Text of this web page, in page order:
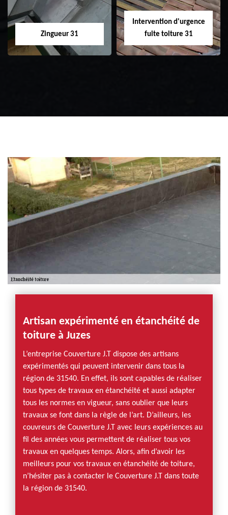
Zingueur 31
Intervention d'urgence
fuite toiture 31
Artisan expérimenté en étanchéité de
toiture à Juzes
L’entreprise Couverture J.T dispose des artisans
expérimentés qui peuvent intervenir dans tous la
région de 31540. En effet, ils sont capables de réaliser
tous types de travaux en étanchéité et aussi adapter
tous les normes en vigueur, sans oublier que leurs
travaux se font dans la règle de l’art. D’ailleurs, les
couvreurs de Couverture J.T avec leurs expériences au
fil des années vous permettent de réaliser tous vos
travaux en quelques temps. Alors, afin d’avoir les
meilleurs pour vos travaux en étanchéité de toiture,
n’hésiter pas à contacter le Couverture J.T dans toute
la région de 31540.